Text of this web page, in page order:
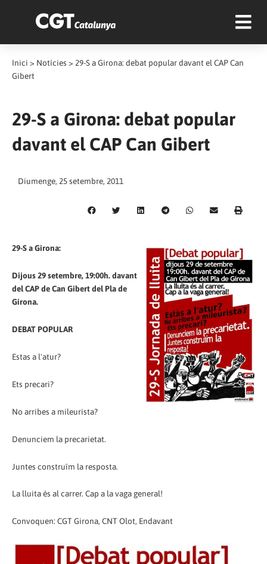
Inici > Notícies > 29-S a Girona: debat popular davant el CAP Can
Gibert
29-S a Girona: debat popular
davant el CAP Can Gibert
Diumenge, 25 setembre, 2011
29-S a Girona:
Dijous 29 setembre, 19:00h. davant
del CAP de Can Gibert del Pla de
Girona.
DEBAT POPULAR
Estas a l'atur?
Ets precari?
No arribes a mileurista?
Denunciem la precarietat.
Juntes construïm la resposta.
La lluita és al carrer. Cap a la vaga general!
Convoquen: CGT Girona, CNT Olot, Endavant